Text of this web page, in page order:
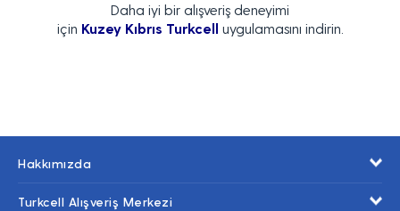
Daha iyi bir alışveriş deneyimi
için Kuzey Kıbrıs Turkcell uygulamasını indirin.
Hakkımızda
Turkcell Alışveriş Merkezi